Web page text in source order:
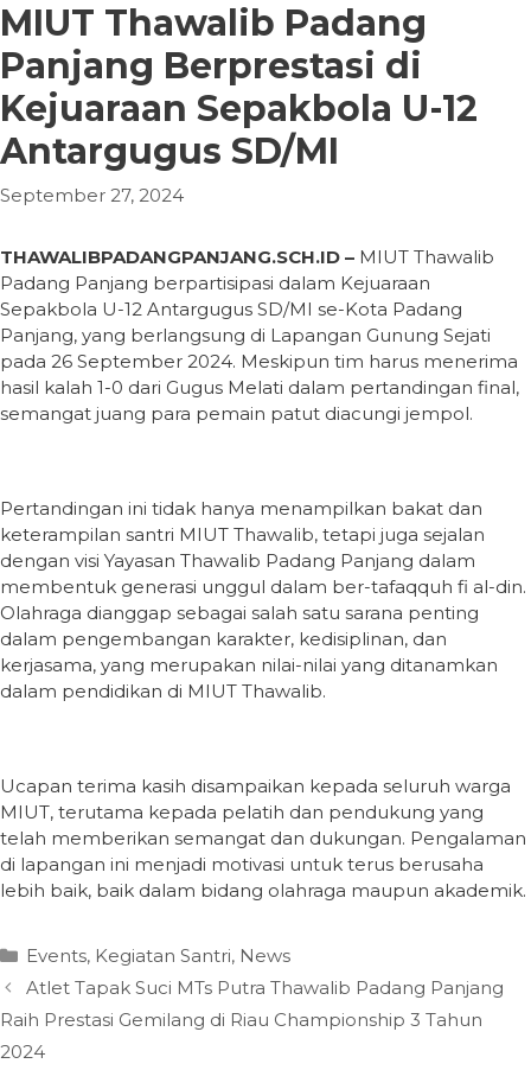
MIUT Thawalib Padang
Panjang Berprestasi di
Kejuaraan Sepakbola U-12
Antargugus SD/MI
September 27, 2024
THAWALIBPADANGPANJANG.SCH.ID – MIUT Thawalib
Padang Panjang berpartisipasi dalam Kejuaraan
Sepakbola U-12 Antargugus SD/MI se-Kota Padang
Panjang, yang berlangsung di Lapangan Gunung Sejati
pada 26 September 2024. Meskipun tim harus menerima
hasil kalah 1-0 dari Gugus Melati dalam pertandingan final,
semangat juang para pemain patut diacungi jempol.
Pertandingan ini tidak hanya menampilkan bakat dan
keterampilan santri MIUT Thawalib, tetapi juga sejalan
dengan visi Yayasan Thawalib Padang Panjang dalam
membentuk generasi unggul dalam ber-tafaqquh fi al-din.
Olahraga dianggap sebagai salah satu sarana penting
dalam pengembangan karakter, kedisiplinan, dan
kerjasama, yang merupakan nilai-nilai yang ditanamkan
dalam pendidikan di MIUT Thawalib.
Ucapan terima kasih disampaikan kepada seluruh warga
MIUT, terutama kepada pelatih dan pendukung yang
telah memberikan semangat dan dukungan. Pengalaman
di lapangan ini menjadi motivasi untuk terus berusaha
lebih baik, baik dalam bidang olahraga maupun akademik.
Categories
Events, Kegiatan Santri, News
Atlet Tapak Suci MTs Putra Thawalib Padang Panjang
Raih Prestasi Gemilang di Riau Championship 3 Tahun
2024